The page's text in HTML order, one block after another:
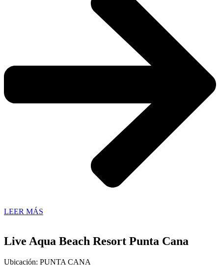
LEER MÁS
Live Aqua Beach Resort Punta Cana
Ubicación: PUNTA CANA